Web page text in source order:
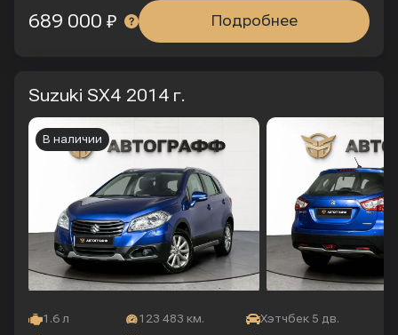
Подробнее
689 000 ₽
Suzuki SX4 2014 г.
1.6 л 123 483 км.
Хэтчбек 5 дв.
В наличии